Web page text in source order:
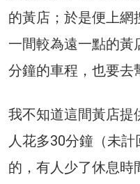
的黃店；於是便上網
一間較為遠一點的黃
分鐘的車程，也要去
我不知道這間黃店提
人花多30分鐘（未
的，有人少了休息時